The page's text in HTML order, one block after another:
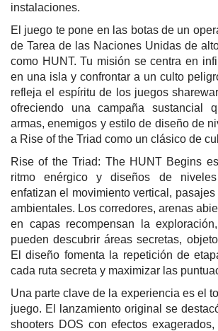
instalaciones.
El juego te pone en las botas de un
de Tarea de las Naciones Unidas de
como HUNT. Tu misión se centra en
en una isla y confrontar a un culto
refleja el espíritu de los juegos
ofreciendo una campaña sustancial
armas, enemigos y estilo de diseño de
a Rise of the Triad como un clásico de
Rise of the Triad: The HUNT Begins
ritmo enérgico y diseños de
enfatizan el movimiento vertical,
ambientales. Los corredores, arenas
en capas recompensan la
pueden descubrir áreas secretas,
El diseño fomenta la repetición de
cada ruta secreta y maximizar las
Una parte clave de la experiencia es el
juego. El lanzamiento original se
shooters DOS con efectos exagerados,